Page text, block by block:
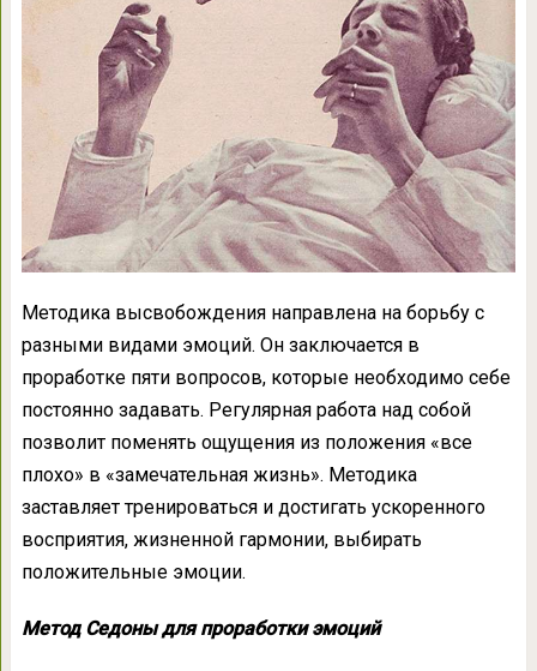
Методика высвобождения направлена на борьбу с
разными видами эмоций. Он заключается в
проработке пяти вопросов, которые необходимо себе
постоянно задавать. Регулярная работа над собой
позволит поменять ощущения из положения «все
плохо» в «замечательная жизнь». Методика
заставляет тренироваться и достигать ускоренного
восприятия, жизненной гармонии, выбирать
положительные эмоции.
Метод Седоны для проработки эмоций